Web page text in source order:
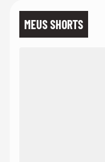
MEUS SHORTS